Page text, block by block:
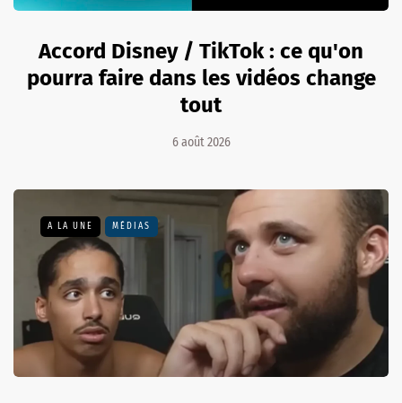
Accord Disney / TikTok : ce qu'on
pourra faire dans les vidéos change
tout
6 août 2026
A LA UNE MÉDIAS